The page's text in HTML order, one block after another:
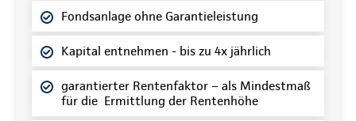
Fondsanlage ohne Garantieleistung
Kapital entnehmen - bis zu 4x jährlich
garantierter Rentenfaktor – als Mindestmaß
für die Ermittlung der Rentenhöhe